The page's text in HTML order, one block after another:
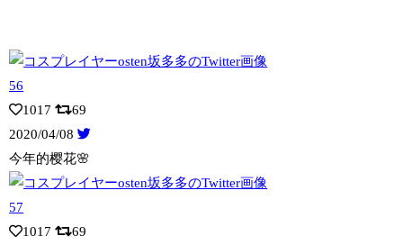
1017
69
2020/04/08
今年的樱花🌸
1017
69